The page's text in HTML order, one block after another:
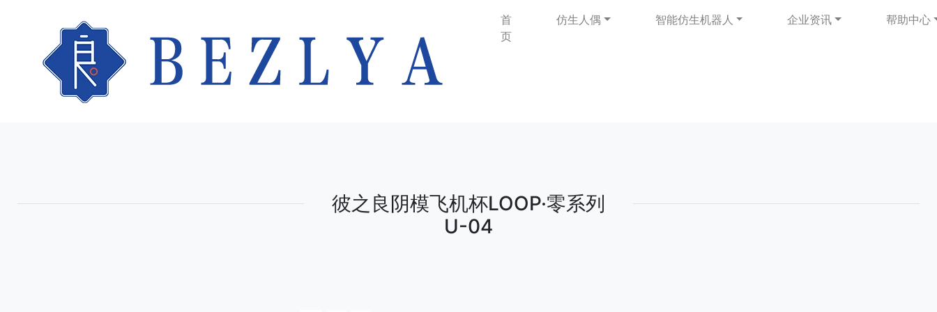
首
页
仿生人偶 智能仿生机器人 企业资讯 帮助中心
彼之良阴模飞机杯LOOP·零系列
U-04